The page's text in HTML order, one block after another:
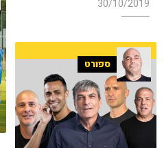
30/10/2019
ספורט